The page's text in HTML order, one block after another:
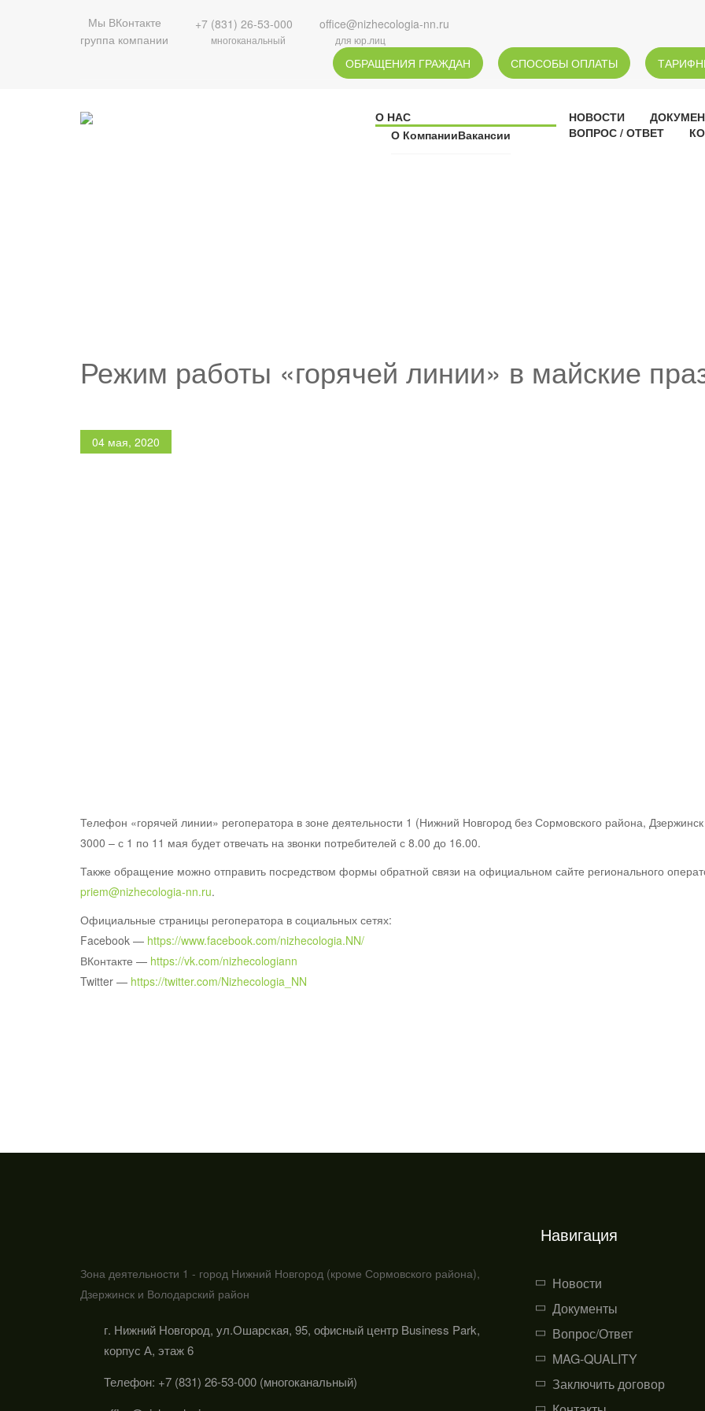
Мы ВКонтакте
группа компании
+7 (831) 26-53-000
многоканальный
office@nizhecologia-nn.ru
для юр.лиц
ОБРАЩЕНИЯ ГРАЖДАН СПОСОБЫ ОПЛАТЫ
О НАС
О КомпанииВакансии
НОВОСТИ
ВОПРОС / ОТВЕТ
Режим работы «горячей линии» в майские
04 мая, 2020
Телефон «горячей линии» регоператора в зоне деятельности 1 (Нижний Новгород без Сормовского района,
3000 – с 1 по 11 мая будет отвечать на звонки потребителей с 8.00 до 16.00.
Также обращение можно отправить посредством формы обратной связи на официальном сайте регионального
priem@nizhecologia-nn.ru.
Официальные страницы регоператора в социальных сетях:
Facebook — https://www.facebook.com/nizhecologia.NN/
ВКонтакте — https://vk.com/nizhecologiann
Twitter — https://twitter.com/Nizhecologia_NN
Зона деятельности 1 - город Нижний Новгород (кроме Сормовского района),
Дзержинск и Володарский район
г. Нижний Новгород, ул.Ошарская, 95, офисный центр Business Park,
корпус А, этаж 6
Телефон: +7 (831) 26-53-000 (многоканальный)
Навигация
Новости
Документы
Вопрос/Ответ
MAG-QUALITY
Заключить договор